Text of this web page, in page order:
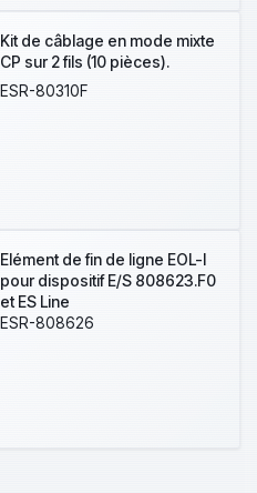
Kit de câblage en mode mixte
CP sur 2 fils (10 pièces).
ESR-80310F
Elément de fin de ligne EOL-I
pour dispositif E/S 808623.F0
et ES Line
ESR-808626